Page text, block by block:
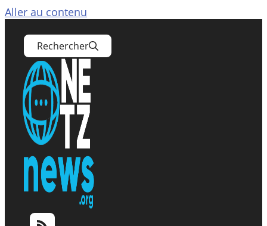
Aller au contenu
Rechercher